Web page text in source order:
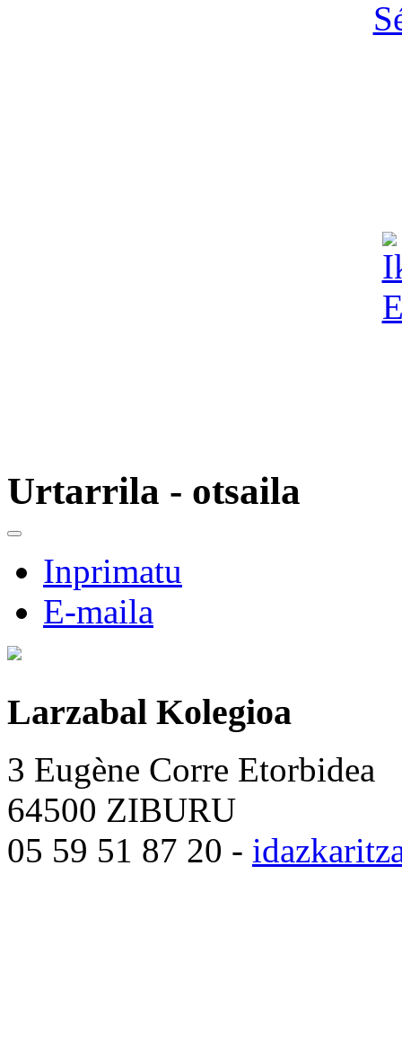
Urtarrila - otsaila
Inprimatu
E-maila
Larzabal Kolegioa
3 Eugène Corre Etorbidea
64500 ZIBURU
05 59 51 87 20 -